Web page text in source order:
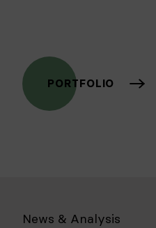
PORTFOLIO
News & Analysis